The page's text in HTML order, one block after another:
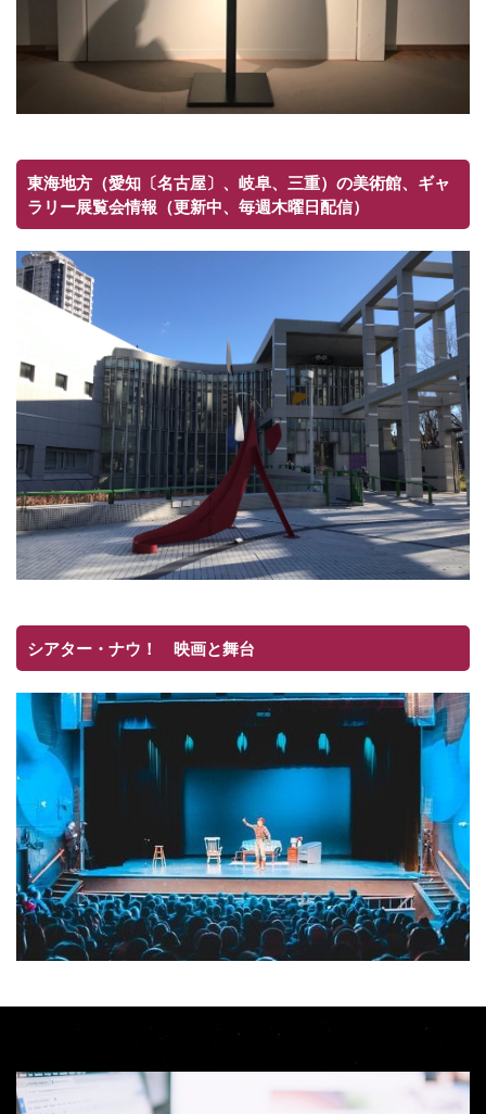
東海地方（愛知〔名古屋〕、岐阜、三重）の美術館、ギャ
ラリー展覧会情報（更新中、毎週木曜日配信）
シアター・ナウ！ 映画と舞台